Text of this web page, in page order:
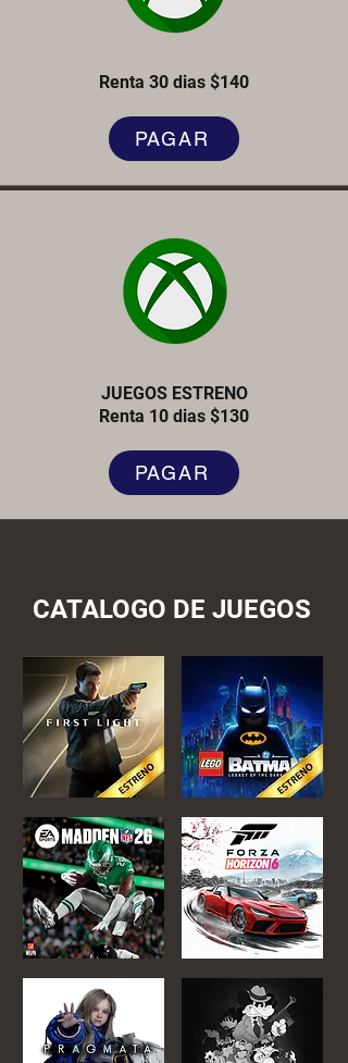
Renta 30 dias $140
PAGAR
JUEGOS ESTRENO
Renta 10 dias $130
PAGAR
CATALOGO DE JUEGOS